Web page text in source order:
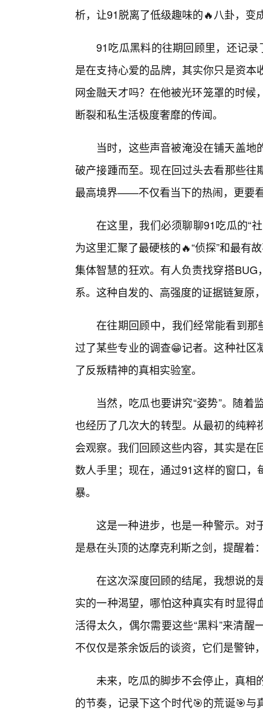
析，让91脱离了低级趣味的🔥八卦，变
91吃瓜黑料的往期回顾里，还记
是在支持心爱的品牌，其实你只是资
网金融天才吗？在他被光环笼罩的时
断裂和私生活极度奢靡的传闻。
当时，这些声音被淹没在铺天盖
破产接踵而至。现在回过头去看那些
最高境界——不仅看当下的热闹，更要
在这里，我们必须聊聊91吃瓜的“
为这里汇聚了最硬核的🔥“侦探”和最有
集体智慧的狂欢。有人负责找穿搭
系。这种自发的、高强度的证据链复原
在往期回顾中，我们经常能看到那
过了某些专业的调查😁记者。这种社
了反叛精神的真相实验室。
当然，吃瓜也要讲究“姿势”。随
也经历了几次大的转型。从最初的纯
会观察。我们回顾这些内容，其实是
数人手里；现在，通过91这样的窗口
暴。
这是一种进步，也是一种警示。对
是悬在头顶的达摩克利斯之剑，提醒着
在这次深度回顾的结尾，我想说的
实的一种渴望，哪怕这种真实有时显
活得太久，偶尔需要这些“黑料”来清
不仅仅是茶余饭后的谈资，它们是警钟
未来，吃瓜的脚步不会停止，真相
的节奏，记录下这个时代🎯的荒诞🎯